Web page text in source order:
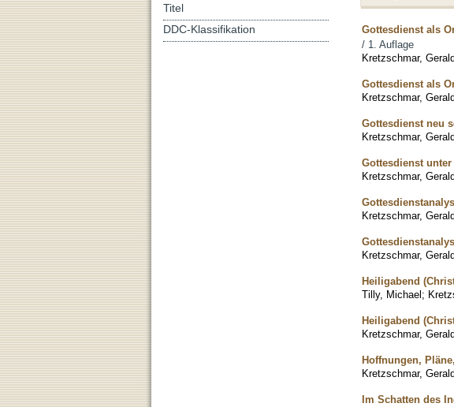
Gottesdienst als
/ 1. Auflage
Kretzschmar,
Gottesdienst als
Kretzschmar,
Gottesdienst neu
Kretzschmar,
Gottesdienst
Kretzschmar,
Kretzschmar,
Kretzschmar,
Heiligabend
Tilly, Michael;
Heiligabend
Kretzschmar,
Hoffnungen,
Kretzschmar,
Im Schatten des
Titel
DDC-Klassifikation